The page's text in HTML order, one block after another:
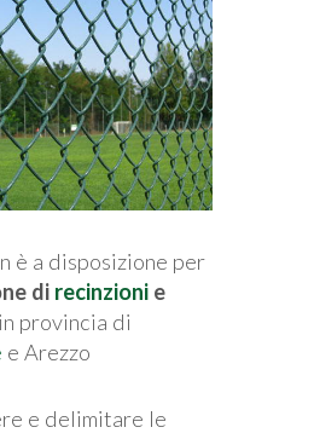
è a disposizione per
di recinzioni e
in provincia di
e Arezzo
e delimitare le